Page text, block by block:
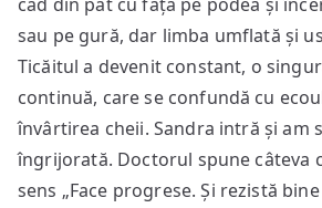
sau pe gură, dar limba umflată și
Ticăitul a devenit constant, o
continuă, care se confundă cu
învârtirea cheii. Sandra intră și am
îngrijorată. Doctorul spune câteva
sens „Face progrese. Și rezistă